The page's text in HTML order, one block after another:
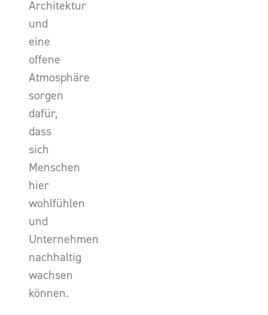
Architektur
und
eine
offene
Atmosphäre
sorgen
dafür,
dass
sich
Menschen
hier
wohlfühlen
und
Unternehmen
nachhaltig
wachsen
können.